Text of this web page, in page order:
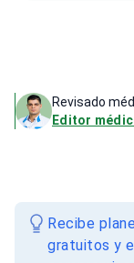
Revisado
Editor
Recibe
gratuitos y